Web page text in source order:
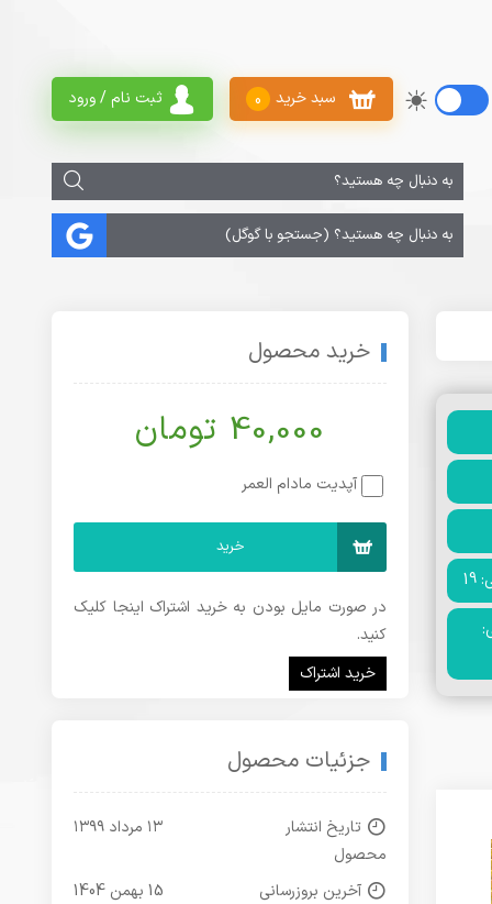
ثبت نام / ورود سبد خرید 0
خرید محصول
40,000 تومان
آپدیت مادام العمر
خرید
در صورت مایل بودن به خرید اشتراک اینجا کلیک
کنید.
خرید اشتراک
جزئیات محصول
تاریخ انتشار
محصول
۱۳ مرداد ۱۳۹۹
آخرین بروزرسانی
15 بهمن 1404